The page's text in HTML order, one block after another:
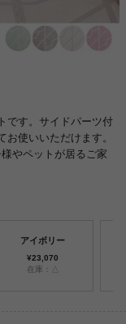
です。サイドパーツ付
使いいただけます。
やペットが居るご家
アイボリー
¥23,070
在庫：△